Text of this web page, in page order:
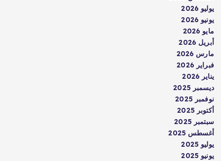
يوليو 2026
يونيو 2026
مايو 2026
أبريل 2026
مارس 2026
فبراير 2026
يناير 2026
ديسمبر 2025
نوفمبر 2025
أكتوبر 2025
سبتمبر 2025
أغسطس 2025
يوليو 2025
يونيو 2025